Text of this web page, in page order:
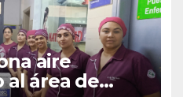
aire
al área de